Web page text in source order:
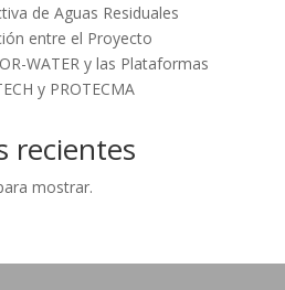
de Aguas Residuales
entre el Proyecto
WATER y las Plataformas
y PROTECMA
recientes
mostrar.